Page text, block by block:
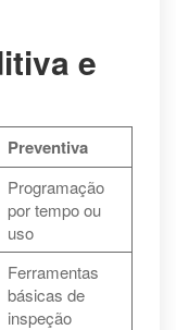
e
Preventiva
Programação
por tempo ou
uso
Ferramentas
básicas de
inspeção